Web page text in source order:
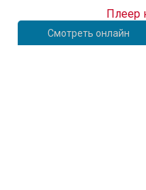
Смотреть онлайн
Плеер